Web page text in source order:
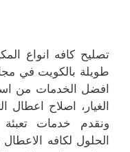
تصليح كافه انواع
طويلة بالكويت في
افضل الخدمات من
الغيار، اصلاح اعطال
ونقدم خدمات تعبئة
الحلول لكافه